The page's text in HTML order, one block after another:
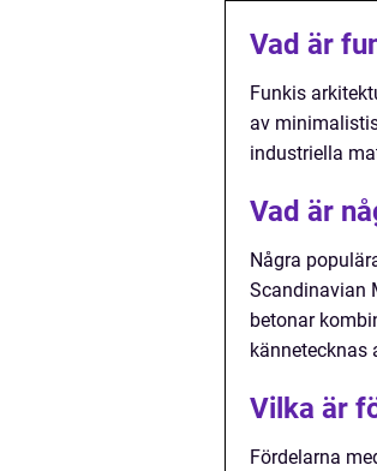
Vad är
Funkis
av
industriella
Vad är
Några
Scandinavian
betonar
kännetecknas
Vilka är
Fördelarna